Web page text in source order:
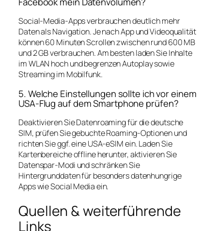
Social‑Media‑Apps verbrauchen deutlich mehr
Daten als Navigation. Je nach App und Videoqualität
können 60 Minuten Scrollen zwischen rund 600 MB
und 2 GB verbrauchen. Am besten laden Sie Inhalte
im WLAN hoch und begrenzen Autoplay sowie
Streaming im Mobilfunk.
5. Welche Einstellungen sollte ich vor einem
USA‑Flug auf dem Smartphone prüfen?
Deaktivieren Sie Datenroaming für die deutsche
SIM, prüfen Sie gebuchte Roaming‑Optionen und
richten Sie ggf. eine USA‑eSIM ein. Laden Sie
Kartenbereiche offline herunter, aktivieren Sie
Datenspar‑Modi und schränken Sie
Hintergrunddaten für besonders datenhungrige
Apps wie Social Media ein.
Quellen & weiterführende
Links